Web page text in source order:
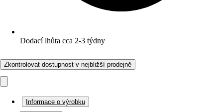
Dodací lhůta cca 2-3 týdny
Zkontrolovat dostupnost v nejbližší prodejně
Informace o výrobku